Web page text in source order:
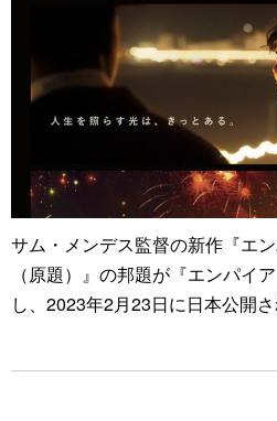
サム・メンデス監督の新作『エ
（原題）』の邦題が『エンパイ
し、2023年2月23日に日本公開さ